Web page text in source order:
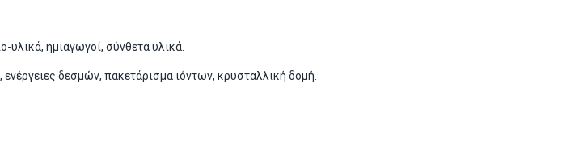
υλικά, ημιαγωγοί, σύνθετα υλικά.
δεσμών, πακετάρισμα ιόντων, κρυσταλλική δομή.